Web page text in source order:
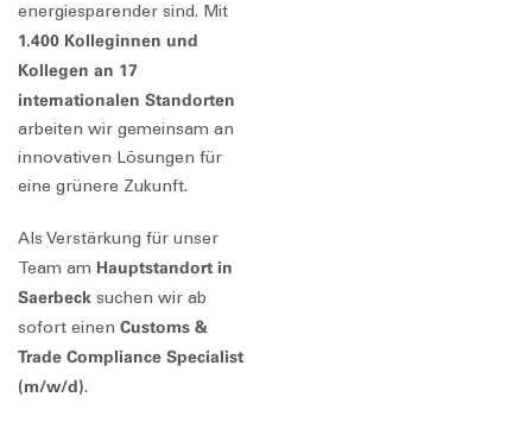
energiesparender sind. Mit
1.400 Kolleginnen und
Kollegen an 17
internationalen Standorten
arbeiten wir gemeinsam an
innovativen Lösungen für
eine grünere Zukunft.
Als Verstärkung für unser
Team am Hauptstandort in
Saerbeck suchen wir ab
sofort einen Customs &
Trade Compliance Specialist
(m/w/d).